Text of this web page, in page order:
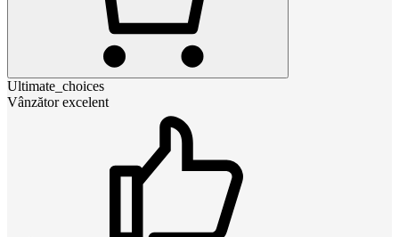
Ultimate_choices
Vânzător excelent